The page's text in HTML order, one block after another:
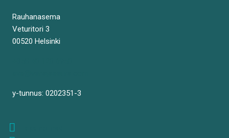
Rauhanasema
Veturitori 3
00520 Helsinki
y-tunnus: 0202351-3